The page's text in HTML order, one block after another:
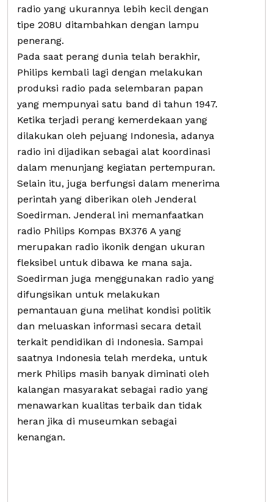
radio yang ukurannya lebih kecil dengan
tipe 208U ditambahkan dengan lampu
penerang.
Pada saat perang dunia telah berakhir,
Philips kembali lagi dengan melakukan
produksi radio pada selembaran papan
yang mempunyai satu band di tahun 1947.
Ketika terjadi perang kemerdekaan yang
dilakukan oleh pejuang Indonesia, adanya
radio ini dijadikan sebagai alat koordinasi
dalam menunjang kegiatan pertempuran.
Selain itu, juga berfungsi dalam menerima
perintah yang diberikan oleh Jenderal
Soedirman. Jenderal ini memanfaatkan
radio Philips Kompas BX376 A yang
merupakan radio ikonik dengan ukuran
fleksibel untuk dibawa ke mana saja.
Soedirman juga menggunakan radio yang
difungsikan untuk melakukan
pemantauan guna melihat kondisi politik
dan meluaskan informasi secara detail
terkait pendidikan di Indonesia. Sampai
saatnya Indonesia telah merdeka, untuk
merk Philips masih banyak diminati oleh
kalangan masyarakat sebagai radio yang
menawarkan kualitas terbaik dan tidak
heran jika di museumkan sebagai
kenangan.